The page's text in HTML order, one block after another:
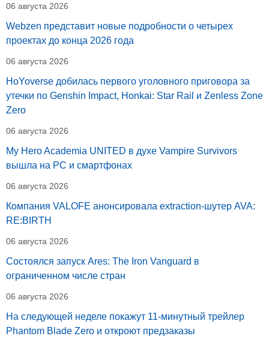
06 августа 2026
Webzen представит новые подробности о четырех
проектах до конца 2026 года
06 августа 2026
HoYoverse добилась первого уголовного приговора за
утечки по Genshin Impact, Honkai: Star Rail и Zenless Zone
Zero
06 августа 2026
My Hero Academia UNITED в духе Vampire Survivors
вышла на PC и смартфонах
06 августа 2026
Компания VALOFE анонсировала extraction-шутер AVA:
RE:BIRTH
06 августа 2026
Состоялся запуск Ares: The Iron Vanguard в
ограниченном числе стран
06 августа 2026
На следующей неделе покажут 11-минутный трейлер
Phantom Blade Zero и откроют предзаказы